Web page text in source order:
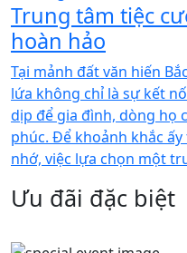
Trung tâm tiệc
hoàn hảo
Tại mảnh đất văn hiến
lứa không chỉ là sự kết
dịp để gia đình, dòng họ
phúc. Để khoảnh khắc
nhớ, việc lựa chọn một
Ưu đãi đặc biệt